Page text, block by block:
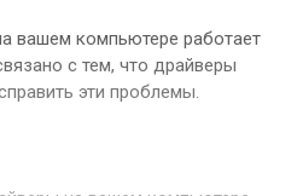
вашем компьютере работает
с тем, что драйверы
эти проблемы.